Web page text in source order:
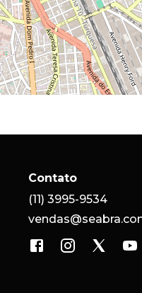
Contato
(11) 3995-9534